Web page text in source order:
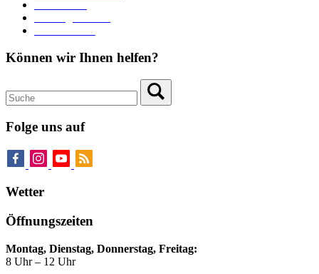
Können wir Ihnen helfen?
Folge uns auf
Wetter
Öffnungszeiten
Montag, Dienstag, Donnerstag, Freitag:
8 Uhr – 12 Uhr